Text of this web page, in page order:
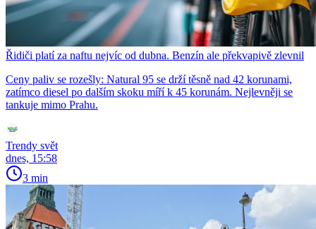
Řidiči platí za naftu nejvíc od dubna. Benzín ale překvapivě zlevnil
Ceny paliv se rozešly: Natural 95 se drží těsně nad 42 korunami,
zatímco diesel po dalším skoku míří k 45 korunám. Nejlevněji se
tankuje mimo Prahu.
Trendy svět
dnes, 15:58
3 min